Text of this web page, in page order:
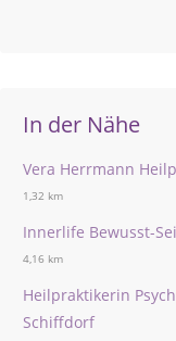
In der Nähe
Vera Herrmann
1,32 km
Innerlife Bewusst-
4,16 km
Heilpraktikerin
Schiffdorf